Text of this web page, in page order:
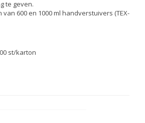
te geven.
600 en 1000 ml handverstuivers (TEX-
st/karton